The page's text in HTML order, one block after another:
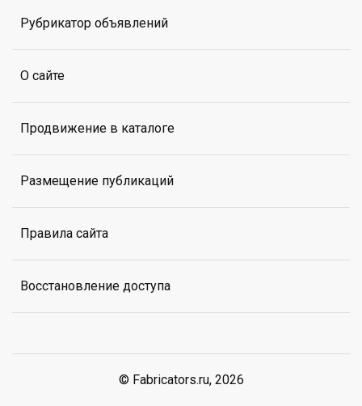
Рубрикатор объявлений
О сайте
Продвижение в каталоге
Размещение публикаций
Правила сайта
Восстановление доступа
© Fabricators.ru, 2026